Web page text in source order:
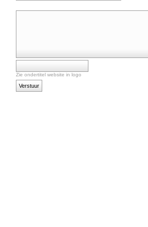
Zie ondertitel website in logo